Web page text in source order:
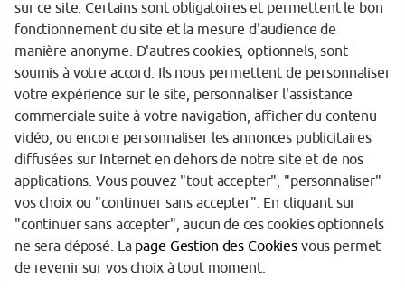
Garantie des Dépôts
Protection des données personnelles
Politique cookies
Sécurité
Tarifs
Mentions légales
Réglementation
sur ce site. Certains sont obligatoires et permettent le bon
fonctionnement du site et la mesure d'audience de
manière anonyme. D'autres cookies, optionnels, sont
soumis à votre accord. Ils nous permettent de personnaliser
votre expérience sur le site, personnaliser l'assistance
commerciale suite à votre navigation, afficher du contenu
vidéo, ou encore personnaliser les annonces publicitaires
diffusées sur Internet en dehors de notre site et de nos
applications. Vous pouvez "tout accepter", "personnaliser"
vos choix ou "continuer sans accepter". En cliquant sur
"continuer sans accepter", aucun de ces cookies optionnels
ne sera déposé. La page Gestion des Cookiesvous permet
de revenir sur vos choix à tout moment.